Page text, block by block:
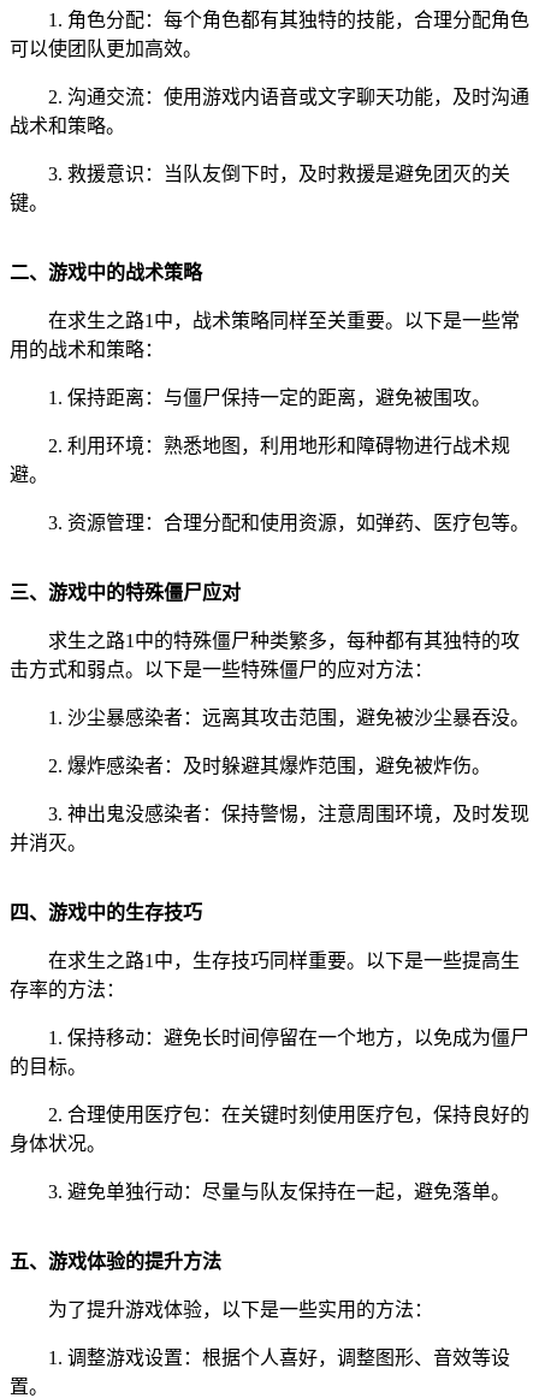
1. 角色分配：每个角色都有其独特的技能，合理分配角色
可以使团队更加高效。
2. 沟通交流：使用游戏内语音或文字聊天功能，及时沟通
战术和策略。
3. 救援意识：当队友倒下时，及时救援是避免团灭的关
键。
二、游戏中的战术策略
在求生之路1中，战术策略同样至关重要。以下是一些常
用的战术和策略：
1. 保持距离：与僵尸保持一定的距离，避免被围攻。
2. 利用环境：熟悉地图，利用地形和障碍物进行战术规
避。
3. 资源管理：合理分配和使用资源，如弹药、医疗包等。
三、游戏中的特殊僵尸应对
求生之路1中的特殊僵尸种类繁多，每种都有其独特的攻
击方式和弱点。以下是一些特殊僵尸的应对方法：
1. 沙尘暴感染者：远离其攻击范围，避免被沙尘暴吞没。
2. 爆炸感染者：及时躲避其爆炸范围，避免被炸伤。
3. 神出鬼没感染者：保持警惕，注意周围环境，及时发现
并消灭。
四、游戏中的生存技巧
在求生之路1中，生存技巧同样重要。以下是一些提高生
存率的方法：
1. 保持移动：避免长时间停留在一个地方，以免成为僵尸
的目标。
2. 合理使用医疗包：在关键时刻使用医疗包，保持良好的
身体状况。
3. 避免单独行动：尽量与队友保持在一起，避免落单。
五、游戏体验的提升方法
为了提升游戏体验，以下是一些实用的方法：
1. 调整游戏设置：根据个人喜好，调整图形、音效等设
置。